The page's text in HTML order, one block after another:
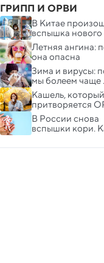
ГРИПП И ОРВИ
В Китае
вспышка нового
вируса,
COVID-19
Летняя ангина:
она опасна
Зима и вирусы:
мы болеем чаще
именно в
время года
Кашель, который
притворяется
В России снова
вспышки кори.
отличить
ОРВИ?